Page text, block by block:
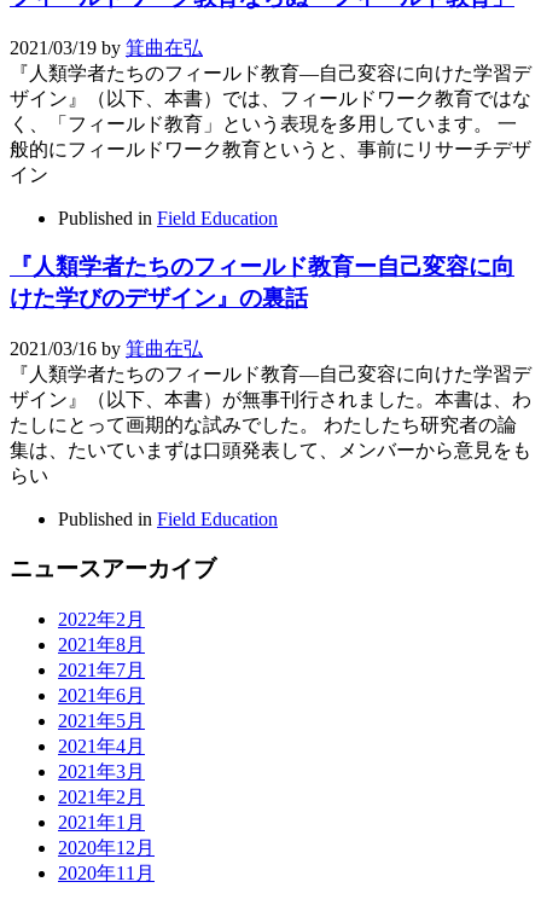
2021/03/19 by 箕曲在弘
『人類学者たちのフィールド教育―自己変容に向けた学習デ
ザイン』（以下、本書）では、フィールドワーク教育ではな
く、「フィールド教育」という表現を多用しています。 一
般的にフィールドワーク教育というと、事前にリサーチデザ
イン
Published in Field Education
『人類学者たちのフィールド教育ー自己変容に向
けた学びのデザイン』の裏話
2021/03/16 by 箕曲在弘
『人類学者たちのフィールド教育―自己変容に向けた学習デ
ザイン』（以下、本書）が無事刊行されました。本書は、わ
たしにとって画期的な試みでした。 わたしたち研究者の論
集は、たいていまずは口頭発表して、メンバーから意見をも
らい
Published in Field Education
ニュースアーカイブ
2022年2月
2021年8月
2021年7月
2021年6月
2021年5月
2021年4月
2021年3月
2021年2月
2021年1月
2020年12月
2020年11月